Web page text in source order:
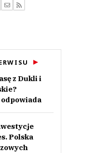
z Dukli i
Polska